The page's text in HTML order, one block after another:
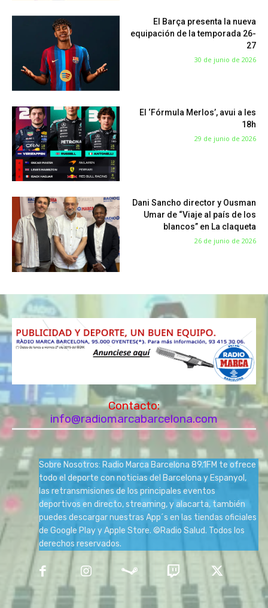
El Barça presenta la nueva
equipación de la temporada 26-
27
30 de junio de 2026
El ‘Fórmula Merlos’, avui a les
18h
29 de junio de 2026
Dani Sancho director y Ousman
Umar de “Viaje al país de los
blancos” en La claqueta
26 de junio de 2026
Contacto:
info@radiomarcabarcelona.com
Sobre Nosotros: Radio Marca Barcelona 89.1FM te ofrece
todo el deporte con noticias del Barcelona y Espanyol,
las retransmisiones de los principales eventos
deportivos en directo, streaming, y alacarta, también
puedes descargar nuestras App´s en las tiendas oficiales
de Google Play y Apple Store. ©Radio Salud. Todos los
derechos reservados.